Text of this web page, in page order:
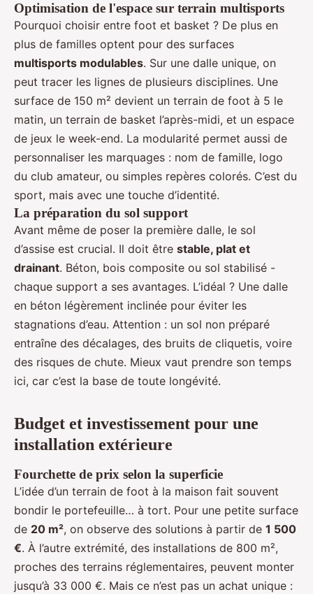
Optimisation de l'espace sur terrain multisports
Pourquoi choisir entre foot et basket ? De plus en
plus de familles optent pour des surfaces
multisports modulables. Sur une dalle unique, on
peut tracer les lignes de plusieurs disciplines. Une
surface de 150 m² devient un terrain de foot à 5 le
matin, un terrain de basket l’après-midi, et un espace
de jeux le week-end. La modularité permet aussi de
personnaliser les marquages : nom de famille, logo
du club amateur, ou simples repères colorés. C’est du
sport, mais avec une touche d’identité.
La préparation du sol support
Avant même de poser la première dalle, le sol
d’assise est crucial. Il doit être stable, plat et
drainant. Béton, bois composite ou sol stabilisé -
chaque support a ses avantages. L’idéal ? Une dalle
en béton légèrement inclinée pour éviter les
stagnations d’eau. Attention : un sol non préparé
entraîne des décalages, des bruits de cliquetis, voire
des risques de chute. Mieux vaut prendre son temps
ici, car c’est la base de toute longévité.
Budget et investissement pour une
installation extérieure
Fourchette de prix selon la superficie
L’idée d’un terrain de foot à la maison fait souvent
bondir le portefeuille… à tort. Pour une petite surface
de 20 m², on observe des solutions à partir de 1 500
€. À l’autre extrémité, des installations de 800 m²,
proches des terrains réglementaires, peuvent monter
jusqu’à 33 000 €. Mais ce n’est pas un achat unique :